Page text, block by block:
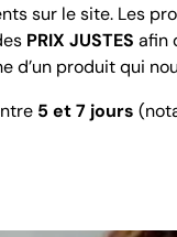
sur le site. Les
PRIX JUSTES afin
d’un produit qui
5 et 7 jours